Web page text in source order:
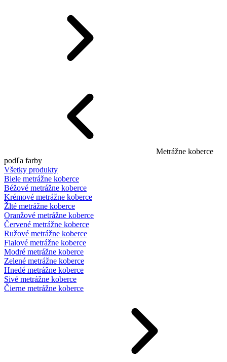
Metrážne koberce
podľa farby
Všetky produkty
Biele metrážne koberce
Béžové metrážne koberce
Krémové metrážne koberce
Žlté metrážne koberce
Oranžové metrážne koberce
Červené metrážne koberce
Ružové metrážne koberce
Fialové metrážne koberce
Modré metrážne koberce
Zelené metrážne koberce
Hnedé metrážne koberce
Sivé metrážne koberce
Čierne metrážne koberce